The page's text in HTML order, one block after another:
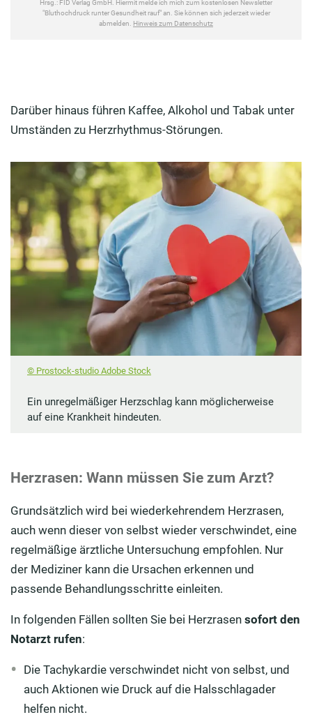
Darüber hinaus führen Kaffee, Alkohol und Tabak unter
Umständen zu Herzrhythmus-Störungen.
© Prostock-studio Adobe Stock
Ein unregelmäßiger Herzschlag kann möglicherweise
auf eine Krankheit hindeuten.
Herzrasen: Wann müssen Sie zum Arzt?
Grundsätzlich wird bei wiederkehrendem Herzrasen,
auch wenn dieser von selbst wieder verschwindet, eine
regelmäßige ärztliche Untersuchung empfohlen. Nur
der Mediziner kann die Ursachen erkennen und
passende Behandlungsschritte einleiten.
In folgenden Fällen sollten Sie bei Herzrasen sofort den
Notarzt rufen:
Die Tachykardie verschwindet nicht von selbst, und
auch Aktionen wie Druck auf die Halsschlagader
helfen nicht.